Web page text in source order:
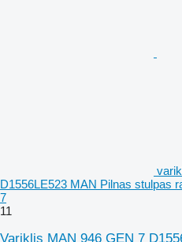
D1556LE523 MAN Pilnas stulpas
7
11
Variklis MAN 946 GEN 7